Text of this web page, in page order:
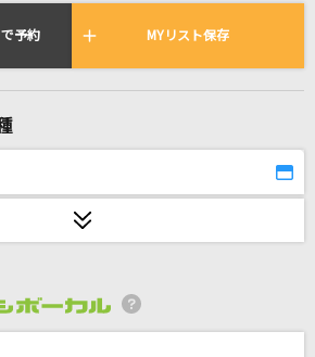
ラえもんアニメバージョン)
予約 MYリスト保存